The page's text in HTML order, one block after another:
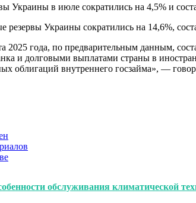
Украины в июле сократились на 4,5% и
Украины сократились на 14,6%,
2025 года, по предварительным данным,
и долговыми выплатами страны в
облигаций внутреннего госзайма», —
обслуживания климатической